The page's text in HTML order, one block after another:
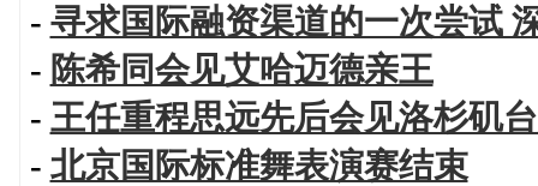
- 寻求国际融资渠道的一次尝试
- 陈希同会见艾哈迈德亲王
- 王任重程思远先后会见洛杉矶
- 北京国际标准舞表演赛结束